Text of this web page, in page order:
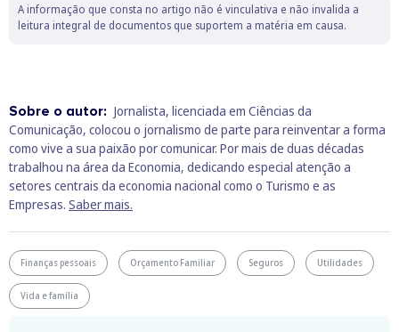
A informação que consta no artigo não é vinculativa e não invalida a
leitura integral de documentos que suportem a matéria em causa.
Sobre o autor: Jornalista, licenciada em Ciências da
Comunicação, colocou o jornalismo de parte para reinventar a forma
como vive a sua paixão por comunicar. Por mais de duas décadas
trabalhou na área da Economia, dedicando especial atenção a
setores centrais da economia nacional como o Turismo e as
Empresas. Saber mais.
Finanças pessoais Orçamento Familiar Seguros Utilidades
Vida e família